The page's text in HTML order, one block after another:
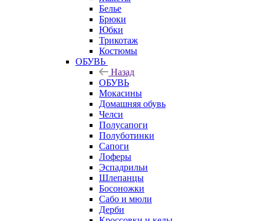
Белье
Брюки
Юбки
Трикотаж
Костюмы
ОБУВЬ
Назад
ОБУВЬ
Мокасины
Домашняя обувь
Челси
Полусапоги
Полуботинки
Сапоги
Лоферы
Эспадрильи
Шлепанцы
Босоножки
Сабо и мюли
Дерби